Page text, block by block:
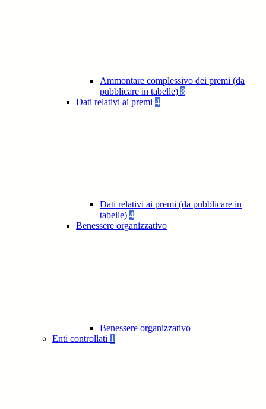
Ammontare complessivo dei premi (da
pubblicare in tabelle) 8
Dati relativi ai premi 4
Dati relativi ai premi (da pubblicare in
tabelle) 4
Benessere organizzativo
Benessere organizzativo
Enti controllati 1